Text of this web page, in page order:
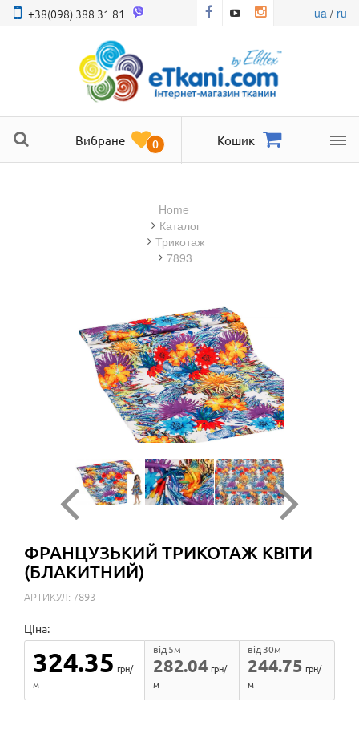
+38(098) 388 31 81 ua/ ru
Вибране 0 Кошик
Home
Каталог
трикотаж
7893
ФРАНЦУЗЬКИЙ ТРИКОТАЖ КВІТИ
(БЛАКИТНИЙ)
АРТИКУЛ: 7893
Ціна:
324.35 грн/
м
282.04
від 5м
грн/
м
244.75
від 30м
грн/
м